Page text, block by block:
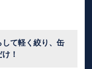
て軽く絞り、缶
！